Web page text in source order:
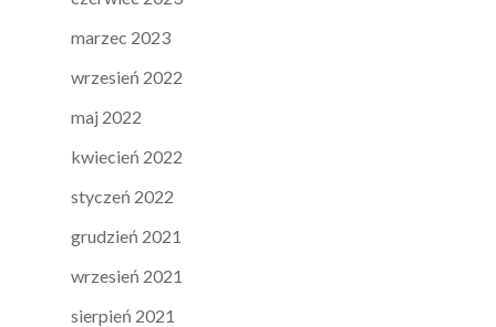
marzec 2023
wrzesień 2022
maj 2022
kwiecień 2022
styczeń 2022
grudzień 2021
wrzesień 2021
sierpień 2021